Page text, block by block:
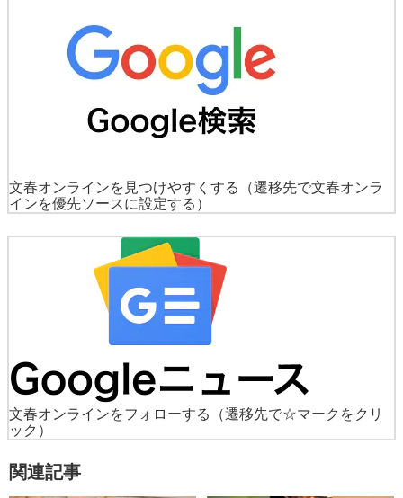
文春オンラインを見つけやすくする
（遷移先で文春オンラ
インを優先ソースに設定する）
文春オンラインをフォローする
（遷移先で☆マークをクリ
ック）
関連記事